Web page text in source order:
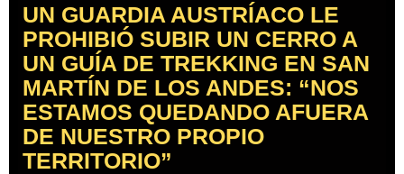
UN GUARDIA AUSTRÍACO LE
PROHIBIÓ SUBIR UN CERRO A
UN GUÍA DE TREKKING EN SAN
MARTÍN DE LOS ANDES: “NOS
ESTAMOS QUEDANDO AFUERA
DE NUESTRO PROPIO
TERRITORIO”